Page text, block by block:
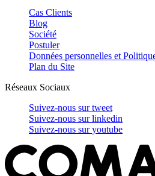
Cas Clients
Blog
Société
Postuler
Données personnelles et
Plan du Site
Réseaux Sociaux
Suivez-nous surtweet
Suivez-nous surlinkedin
Suivez-nous suryoutube